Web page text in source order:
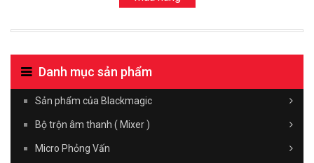
Danh mục sản phẩm
Sản phẩm của Blackmagic
Bộ trộn âm thanh ( Mixer )
Micro Phỏng Vấn